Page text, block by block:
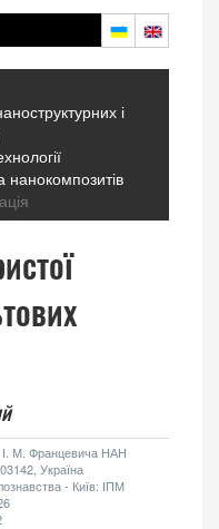
і
нанокомпозитів
І. М. Францевича НАН
Україна
- Київ: ІПМ